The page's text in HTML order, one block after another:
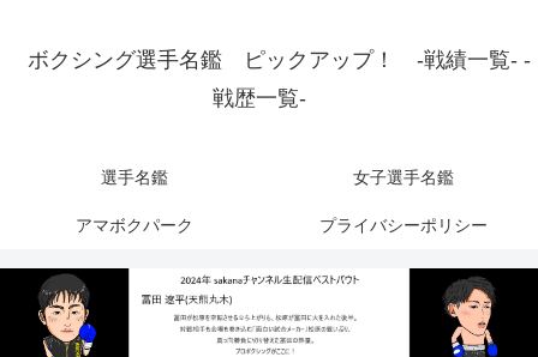
ボクシング選手名鑑 ピックアップ！ -戦績一覧- -
戦歴一覧-
選手名鑑 女子選手名鑑
アマボクパーク プライバシーポリシー